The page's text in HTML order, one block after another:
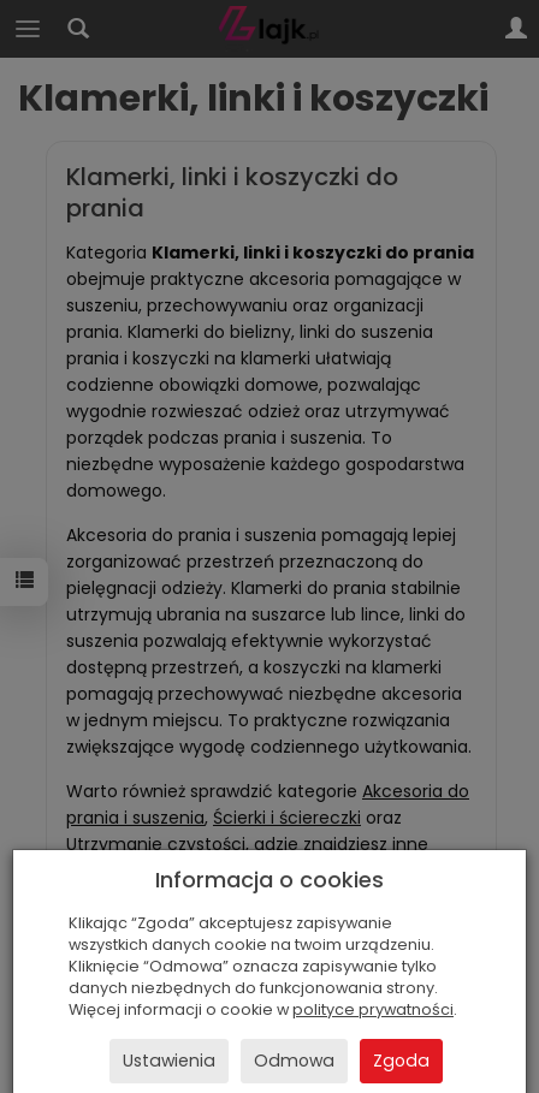
Klamerki, linki i koszyczki
Klamerki, linki i koszyczki do
prania
Kategoria Klamerki, linki i koszyczki do prania
obejmuje praktyczne akcesoria pomagające w
suszeniu, przechowywaniu oraz organizacji
prania. Klamerki do bielizny, linki do suszenia
prania i koszyczki na klamerki ułatwiają
codzienne obowiązki domowe, pozwalając
wygodnie rozwieszać odzież oraz utrzymywać
porządek podczas prania i suszenia. To
niezbędne wyposażenie każdego gospodarstwa
domowego.
Akcesoria do prania i suszenia pomagają lepiej
zorganizować przestrzeń przeznaczoną do
pielęgnacji odzieży. Klamerki do prania stabilnie
utrzymują ubrania na suszarce lub lince, linki do
suszenia pozwalają efektywnie wykorzystać
dostępną przestrzeń, a koszyczki na klamerki
pomagają przechowywać niezbędne akcesoria
w jednym miejscu. To praktyczne rozwiązania
zwiększające wygodę codziennego użytkowania.
Warto również sprawdzić kategorie Akcesoria do
prania i suszenia, Ścierki i ściereczki oraz
Utrzymanie czystości, gdzie znajdziesz inne
produkty pomagające zadbać o porządek,
higienę i organizację domu.
Informacja o cookies
Klikając “Zgoda” akceptujesz zapisywanie
wszystkich danych cookie na twoim urządzeniu.
Kliknięcie “Odmowa” oznacza zapisywanie tylko
danych niezbędnych do funkcjonowania strony.
Więcej informacji o cookie wpolityce prywatności.
Ustawienia Odmowa Zgoda